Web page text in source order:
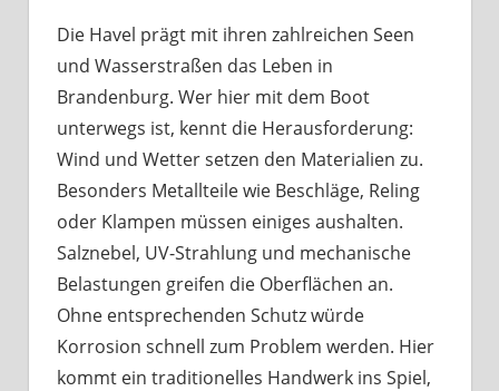
mit
tun?
Die Havel prägt mit ihren zahlreichen Seen
und Wasserstraßen das Leben in
Brandenburg. Wer hier mit dem Boot
unterwegs ist, kennt die Herausforderung:
Wind und Wetter setzen den Materialien zu.
Besonders Metallteile wie Beschläge, Reling
oder Klampen müssen einiges aushalten.
Salznebel, UV-Strahlung und mechanische
Belastungen greifen die Oberflächen an.
Ohne entsprechenden Schutz würde
Korrosion schnell zum Problem werden. Hier
kommt ein traditionelles Handwerk ins Spiel,